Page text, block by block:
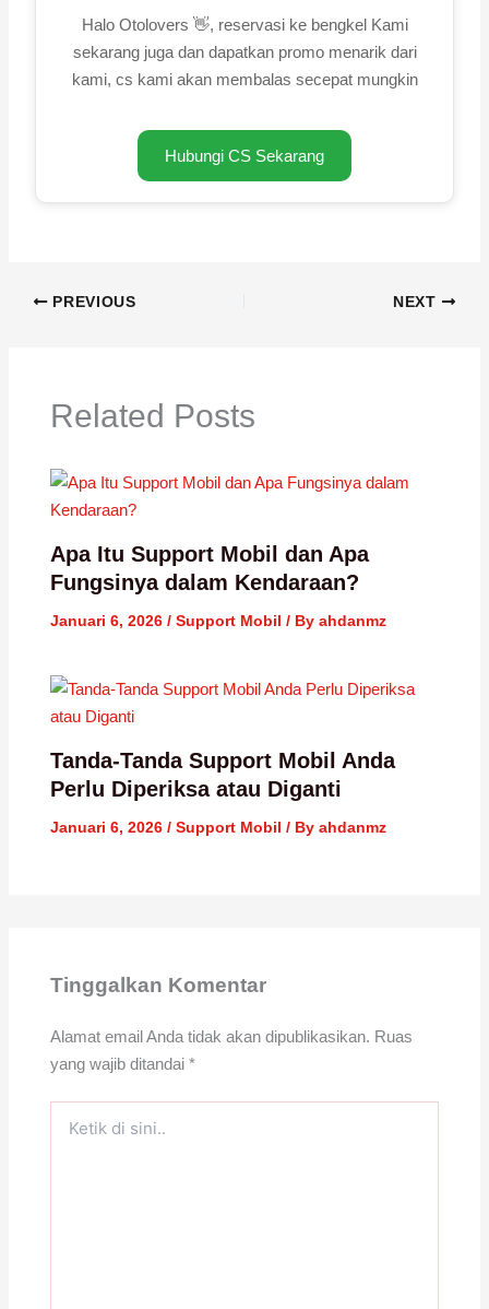
Halo Otolovers 👋, reservasi ke bengkel Kami
sekarang juga dan dapatkan promo menarik dari
kami, cs kami akan membalas secepat mungkin
Hubungi CS Sekarang
PREVIOUS NEXT
Related Posts
Apa Itu Support Mobil dan Apa
Fungsinya dalam Kendaraan?
Januari 6, 2026 / Support Mobil / By ahdanmz
Tanda-Tanda Support Mobil Anda
Perlu Diperiksa atau Diganti
Januari 6, 2026 / Support Mobil / By ahdanmz
Tinggalkan Komentar
Alamat email Anda tidak akan dipublikasikan. Ruas
yang wajib ditandai *